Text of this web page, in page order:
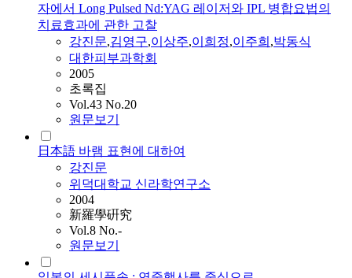
자에서 Long Pulsed Nd:YAG 레이저와 IPL 병합요법의
치료효과에 관한 고찰
강진문,김영구,이상주,이희정,이주희 ,박동식
대한피부과학회
2005
초록집
Vol.43 No.20
원문보기
日本語 바램 표현에 대하여
강진문
위덕대학교 신라학연구소
2004
新羅學硏究
Vol.8 No.-
원문보기